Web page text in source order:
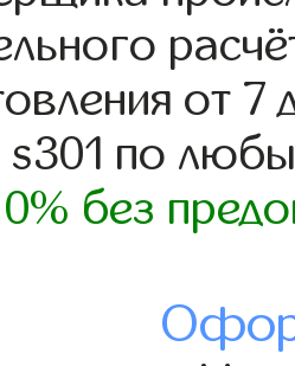
от 7
s301 по
без